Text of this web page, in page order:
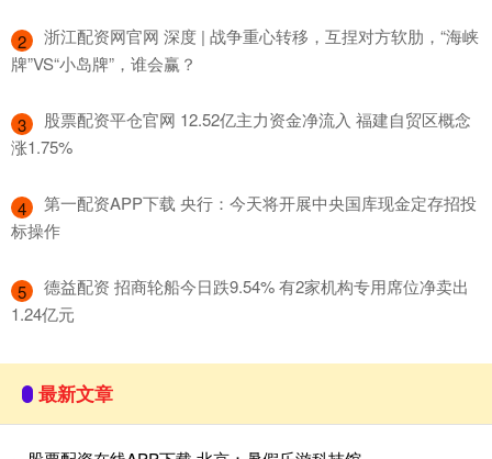
2
​浙江配资网官网 深度 | 战争重心转移，互捏对方软肋，“海峡
牌”VS“小岛牌”，谁会赢？
3
​股票配资平仓官网 12.52亿主力资金净流入 福建自贸区概念
涨1.75%
4
​第一配资APP下载 央行：今天将开展中央国库现金定存招投
标操作
5
​德益配资 招商轮船今日跌9.54% 有2家机构专用席位净卖出
1.24亿元
最新文章